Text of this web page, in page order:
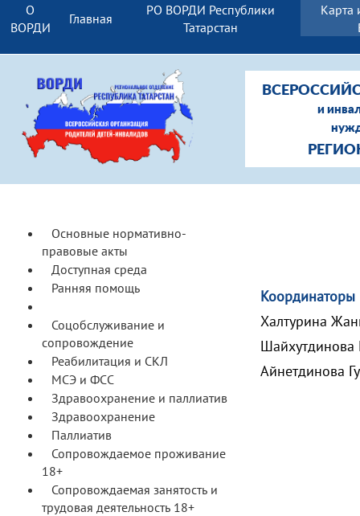
О
ВОРДИ
Главная
РО ВОРДИ Республики
Татарстан
Карта
и
Основные нормативно-
правовые акты
Доступная среда
Ранняя помощь
Соцобслуживание и
сопровождение
Реабилитация и СКЛ
МСЭ и ФСС
Здравоохранение и паллиатив
Здравоохранение
Паллиатив
Сопровождаемое проживание
18+
Сопровождаемая занятость и
трудовая деятельность 18+
Координаторы
Халтурина
Шайхутдинова
Айнетдинова